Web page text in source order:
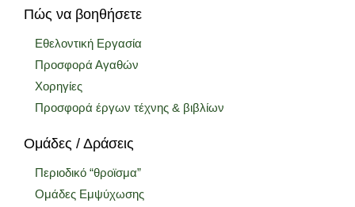
Πώς να βοηθήσετε
Εθελοντική Εργασία
Προσφορά Αγαθών
Χορηγίες
Προσφορά έργων τέχνης & βιβλίων
Ομάδες / Δράσεις
Περιοδικό “θροϊσμα”
Ομάδες Εμψύχωσης